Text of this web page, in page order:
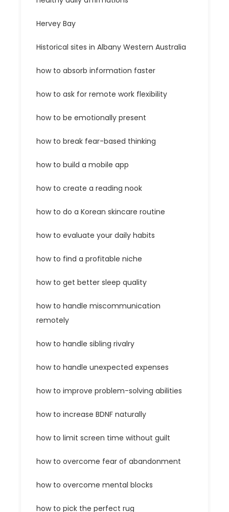
Hervey Bay
Historical sites in Albany Western Australia
how to absorb information faster
how to ask for remote work flexibility
how to be emotionally present
how to break fear-based thinking
how to build a mobile app
how to create a reading nook
how to do a Korean skincare routine
how to evaluate your daily habits
how to find a profitable niche
how to get better sleep quality
how to handle miscommunication
remotely
how to handle sibling rivalry
how to handle unexpected expenses
how to improve problem-solving abilities
how to increase BDNF naturally
how to limit screen time without guilt
how to overcome fear of abandonment
how to overcome mental blocks
how to pick the perfect rug